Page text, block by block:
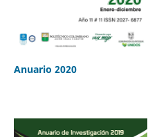
Anuario 2020